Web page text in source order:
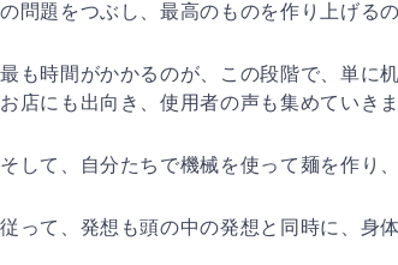
の問題をつぶし
、最高のものを作り上げる
最も時間がかかるのが、この段階で、単に
お店にも出向き
、使用者の声も集めていきま
そして、自分たちで機械を使って麺を作り
従って、発想も頭の中の発想と同時に、身